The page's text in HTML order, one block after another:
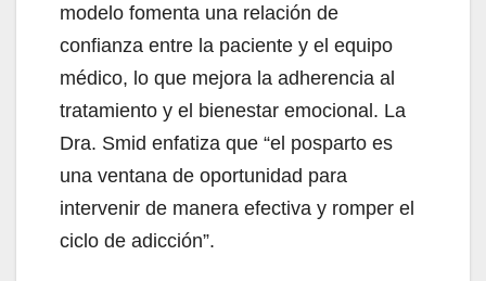
modelo fomenta una relación de
confianza entre la paciente y el equipo
médico, lo que mejora la adherencia al
tratamiento y el bienestar emocional. La
Dra. Smid enfatiza que “el posparto es
una ventana de oportunidad para
intervenir de manera efectiva y romper el
ciclo de adicción”.